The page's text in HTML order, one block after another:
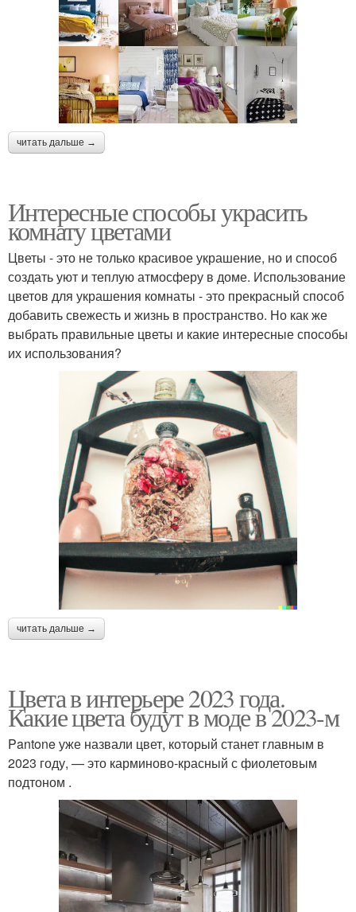
читать дальше →
Интересные способы украсить
комнату цветами
Цветы - это не только красивое украшение, но и способ
создать уют и теплую атмосферу в доме. Использование
цветов для украшения комнаты - это прекрасный способ
добавить свежесть и жизнь в пространство. Но как же
выбрать правильные цветы и какие интересные способы
их использования?
читать дальше →
Цвета в интерьере 2023 года.
Какие цвета будут в моде в 2023-м
Pantone уже назвали цвет, который станет главным в
2023 году, — это карминово-красный с фиолетовым
подтоном .